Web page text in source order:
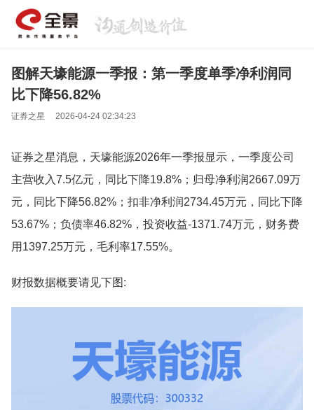
图解天壕能源一季报：第一季度单季净利润同
比下降56.82%
证券之星 2026-04-24 02:34:23
证券之星消息，天壕能源2026年一季报显示，一季度公司
主营收入7.5亿元，同比下降19.8%；归母净利润2667.09万
元，同比下降56.82%；扣非净利润2734.45万元，同比下降
53.67%；负债率46.82%，投资收益-1371.74万元，财务费
用1397.25万元，毛利率17.55%。
财报数据概要请见下图: